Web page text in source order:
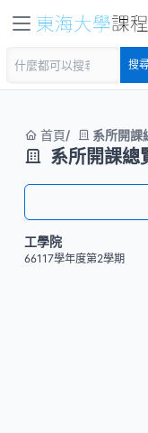
搜
首頁 系所開課
系所開課總
工學院
66117學年度第2學期